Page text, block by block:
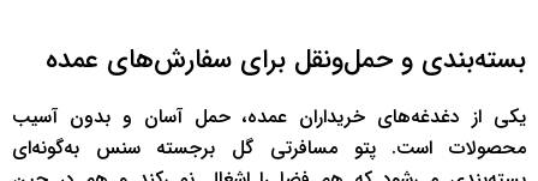
بسته‌بندی و حمل‌ونقل برای سفارش‌های عمده
یکی از دغدغه‌های خریداران عمده، حمل آسان و بدون آسیب
محصولات است. پتو مسافرتی گل برجسته سنس به‌گونه‌ای